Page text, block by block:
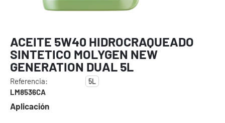
ACEITE 5W40 HIDROCRAQUEADO
SINTETICO MOLYGEN NEW
GENERATION DUAL 5L
Referencia:
LM8536CA
5L
Aplicación